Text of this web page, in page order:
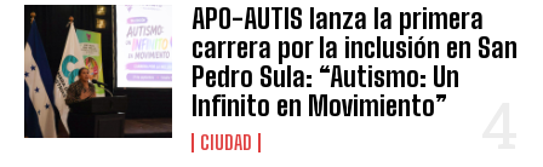
APO-AUTIS lanza la primera
carrera por la inclusión en San
Pedro Sula: “Autismo: Un
Infinito en Movimiento”
CIUDAD